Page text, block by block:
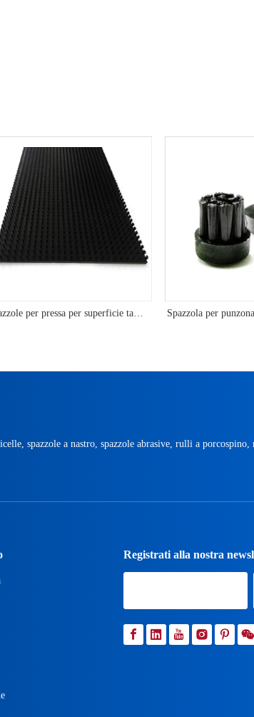
Spazzole per pressa per superficie tampone in materiale metallico per punzonatura CNC Spazzola per
spazzole a nastro, spazzole abrasive, rulli a
Registrati alla nostra